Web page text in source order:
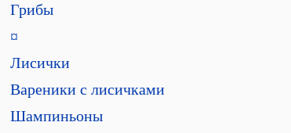
Грибы
¤
Лисички
Вареники с лисичками
Шампиньоны